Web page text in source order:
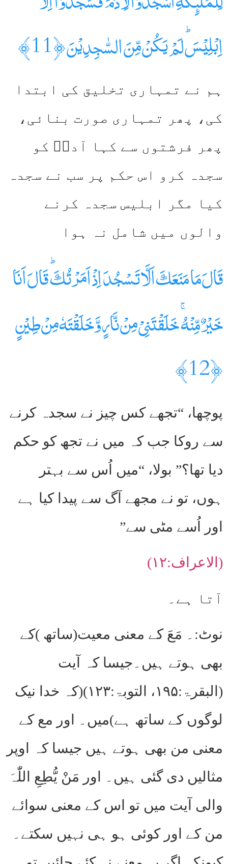
اِبۡلِيۡسَؕ لَمۡ يَكُنۡ مِّنَ السّٰجِدِيۡنَ‏ ﴿11﴾
ہم نے تمہاری تخلیق کی ابتدا
کی، پھر تمہاری صورت بنائی،
پھر فرشتوں سے کہا آدمؑ کو
سجدہ کرو اس حکم پر سب نے سجدہ
کیا مگر ابلیس سجدہ کرنے
والوں میں شامل نہ ہوا‌
قَالَ مَا مَنَعَكَ اَلَّا تَسۡجُدَ اِذۡ اَمَرۡتُكَ‌ ؕ قَالَ اَنَا
خَيۡرٌ مِّنۡهُ‌ ۚ خَلَقۡتَنِىۡ مِنۡ نَّارٍ وَّخَلَقۡتَهٗ مِنۡ طِيۡنٍ
﴿12﴾
پوچھا، “تجھے کس چیز نے سجدہ کرنے
سے روکا جب کہ میں نے تجھ کو حکم
دیا تھا؟” بولا، “میں اُس سے بہتر
ہوں، تو نے مجھے آگ سے پیدا کیا ہے
اور اُسے مٹی سے”
(الاعراف:۱۲)
آتا ہے۔
نوٹ:۔ مَعَ کے معنی معیت(ساتھ )کے
بھی ہوتے ہیں۔جیسا کہ آیت
(البقرۃ:۱۹۵، التوبۃ:۱۲۳)(کہ خدا نیک
لوگوں کے ساتھ ہے)میں۔ اور مع کے
معنی من بھی ہوتے ہیں جیسا کہ اوپر
مثالیں دی گئی ہیں۔ اور مَنْ یُّطِعِ اللّٰہَ
والی آیت میں تو اس کے معنی سوائے
من کے اور کوئی ہو ہی نہیں سکتے۔